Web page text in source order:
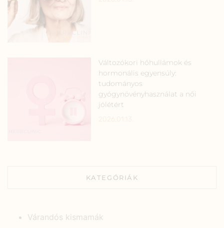
Változókori hőhullámok és
hormonális egyensúly:
tudományos
gyógynövényhasználat a női
jólétért
KATEGÓRIÁK
Várandós kismamák